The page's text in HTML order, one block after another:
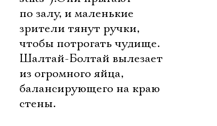
по залу, и маленькие
зрители тянут ручки,
чтобы потрогать чудище.
Шалтай-Болтай вылезает
из огромного яйца,
балансирующего на краю
стены.